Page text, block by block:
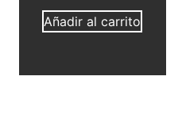
Añadir al carrito